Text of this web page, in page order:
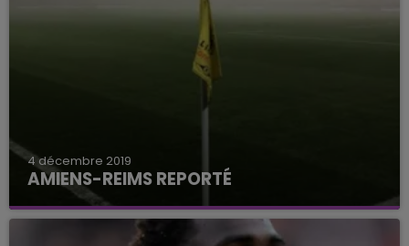
4 décembre 2019
AMIENS-REIMS REPORTÉ
En cause, un épais brouillard qui aurait pu gêner
la visibilité des joueurs et arbitres